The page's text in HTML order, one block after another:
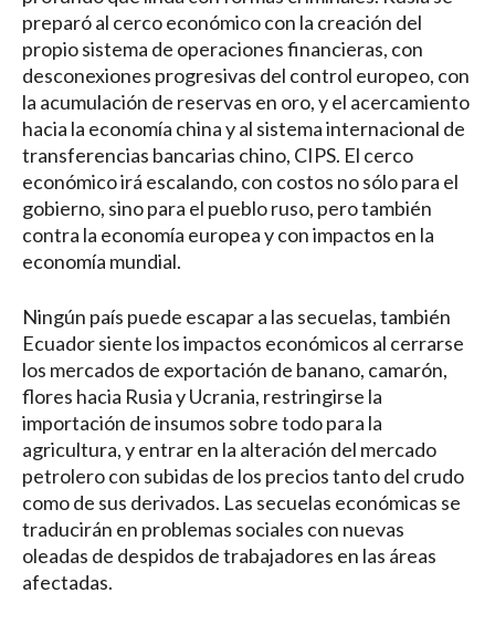
preparó al cerco económico con la creación del
propio sistema de operaciones financieras, con
desconexiones progresivas del control europeo, con
la acumulación de reservas en oro, y el acercamiento
hacia la economía china y al sistema internacional de
transferencias bancarias chino, CIPS. El cerco
económico irá escalando, con costos no sólo para el
gobierno, sino para el pueblo ruso, pero también
contra la economía europea y con impactos en la
economía mundial.
Ningún país puede escapar a las secuelas, también
Ecuador siente los impactos económicos al cerrarse
los mercados de exportación de banano, camarón,
flores hacia Rusia y Ucrania, restringirse la
importación de insumos sobre todo para la
agricultura, y entrar en la alteración del mercado
petrolero con subidas de los precios tanto del crudo
como de sus derivados. Las secuelas económicas se
traducirán en problemas sociales con nuevas
oleadas de despidos de trabajadores en las áreas
afectadas.